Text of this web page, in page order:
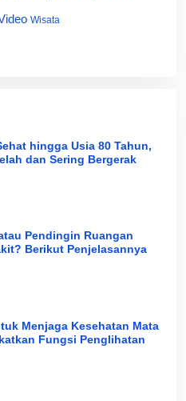
Wisata
hingga Usia 80 Tahun,
dan Sering Bergerak
Pendingin Ruangan
Berikut Penjelasannya
Menjaga Kesehatan Mata
Fungsi Penglihatan